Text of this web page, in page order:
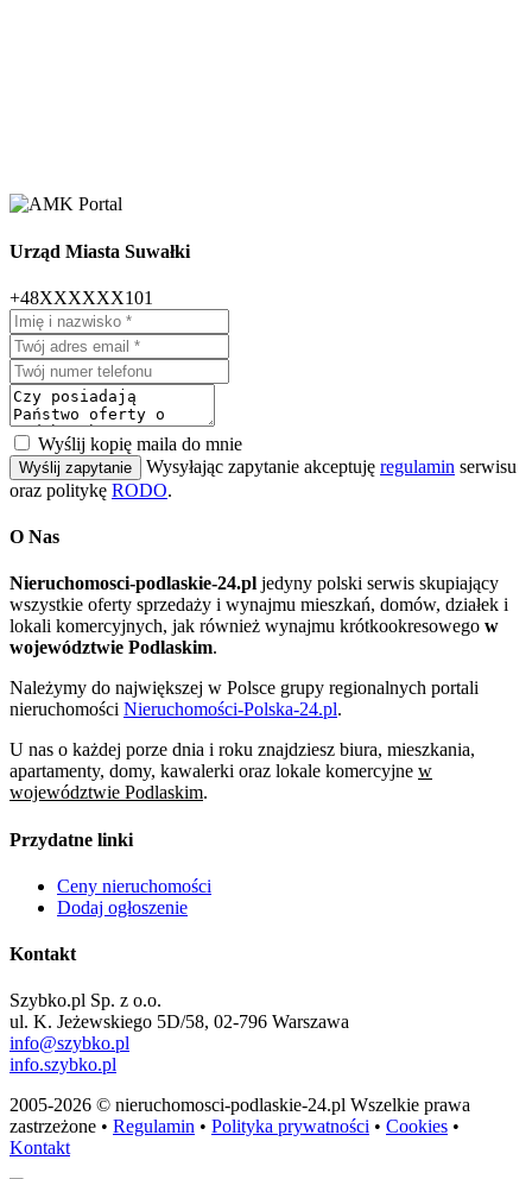
Urząd Miasta Suwałki
+48XXXXXX101
Wyślij kopię maila do mnie
Wyślij zapytanie Wysyłając zapytanie akceptuję regulamin serwisu
oraz politykę RODO.
O Nas
Nieruchomosci-podlaskie-24.pl jedyny polski serwis skupiający
wszystkie oferty sprzedaży i wynajmu mieszkań, domów, działek i
lokali komercyjnych, jak również wynajmu krótkookresowego w
województwie Podlaskim.
Należymy do największej w Polsce grupy regionalnych portali
nieruchomości Nieruchomości-Polska-24.pl.
U nas o każdej porze dnia i roku znajdziesz biura, mieszkania,
apartamenty, domy, kawalerki oraz lokale komercyjne w
województwie Podlaskim.
Przydatne linki
Ceny nieruchomości
Dodaj ogłoszenie
Kontakt
Szybko.pl Sp. z o.o.
ul. K. Jeżewskiego 5D/58, 02-796 Warszawa
info@szybko.pl
info.szybko.pl
2005-2026 © nieruchomosci-podlaskie-24.pl Wszelkie prawa
zastrzeżone • Regulamin • Polityka prywatności • Cookies •
Kontakt